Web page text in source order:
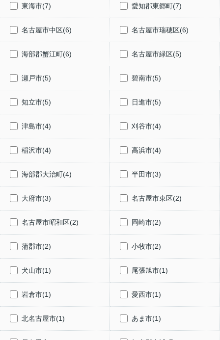
東海市(7) 愛知郡東郷町(7)
名古屋市中区(6) 名古屋市瑞穂区(6)
海部郡蟹江町(6) 名古屋市緑区(5)
瀬戸市(5) 碧南市(5)
知立市(5) 日進市(5)
津島市(4) 刈谷市(4)
稲沢市(4) 高浜市(4)
海部郡大治町(4) 半田市(3)
大府市(3) 名古屋市東区(2)
名古屋市昭和区(2) 岡崎市(2)
蒲郡市(2) 小牧市(2)
犬山市(1) 尾張旭市(1)
岩倉市(1) 愛西市(1)
北名古屋市(1) あま市(1)